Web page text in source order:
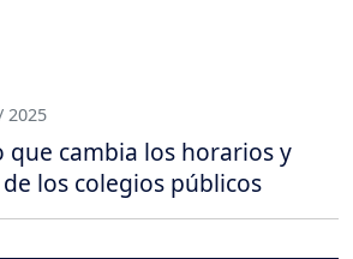
2025
que cambia los horarios y
los colegios públicos